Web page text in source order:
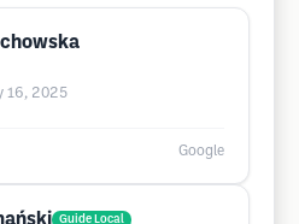
16, 2025
Google
Guide Local